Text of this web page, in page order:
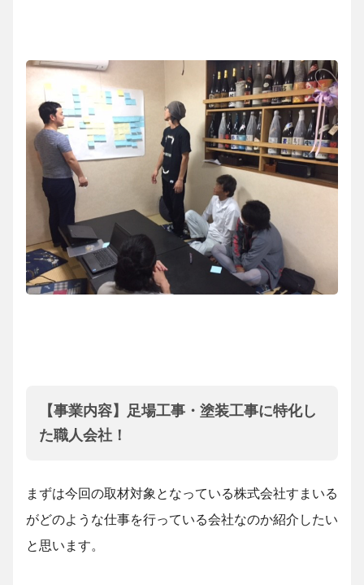
【事業内容】足場工事・塗装工事に特化し
た職人会社！
まずは今回の取材対象となっている株式会社すまいる
がどのような仕事を行っている会社なのか紹介したい
と思います。